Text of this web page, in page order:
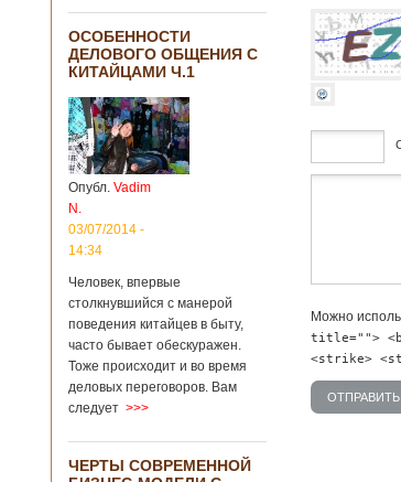
ОСОБЕННОСТИ
ДЕЛОВОГО ОБЩЕНИЯ С
КИТАЙЦАМИ Ч.1
Опубл. Vadim
N.
03/07/2014 -
14:34
Человек, впервые
столкнувшийся с манерой
поведения китайцев в быту,
часто бывает обескуражен.
Тоже происходит и во время
деловых переговоров. Вам
следует >>>
ЧЕРТЫ СОВРЕМЕННОЙ
Можно
title="">
<strike>